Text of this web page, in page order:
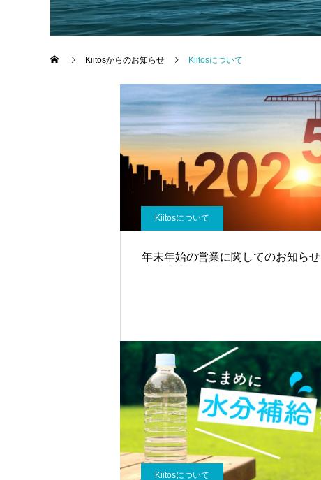
Kiitosからのお知らせ Kiitosについて
Kiitosについて
年末年始の営業に関してのお知らせ
Kiitosについて